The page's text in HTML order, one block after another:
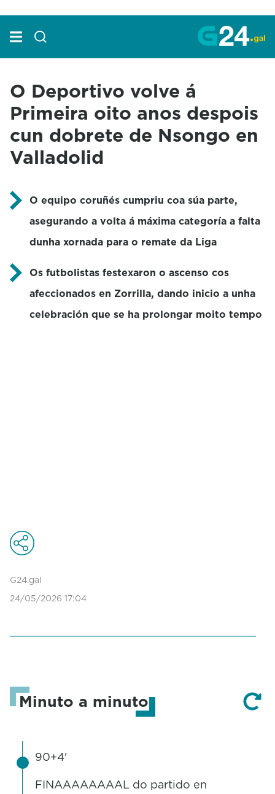
O Deportivo volve á
Primeira oito anos despois
cun dobrete de Nsongo en
Valladolid
O equipo coruñés cumpriu coa súa parte,
asegurando a volta á máxima categoría a falta
dunha xornada para o remate da Liga
Os futbolistas festexaron o ascenso cos
afeccionados en Zorrilla, dando inicio a unha
celebración que se ha prolongar moito tempo
G24.gal
24/05/2026 17:04
Minuto a minuto
90+4'
FINAAAAAAAAL do partido en